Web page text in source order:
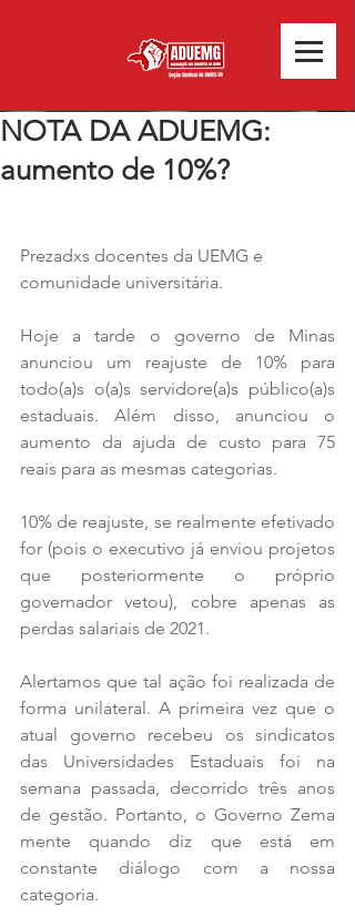
NOTA DA ADUEMG:
aumento de 10%?
Prezadxs docentes da UEMG e
comunidade universitária.
Hoje a tarde o governo de Minas
anunciou um reajuste de 10% para
todo(a)s o(a)s servidore(a)s público(a)s
estaduais. Além disso, anunciou o
aumento da ajuda de custo para 75
reais para as mesmas categorias.
10% de reajuste, se realmente efetivado
for (pois o executivo já enviou projetos
que posteriormente o próprio
governador vetou), cobre apenas as
perdas salariais de 2021.
Alertamos que tal ação foi realizada de
forma unilateral. A primeira vez que o
atual governo recebeu os sindicatos
das Universidades Estaduais foi na
semana passada, decorrido três anos
de gestão. Portanto, o Governo Zema
mente quando diz que está em
constante diálogo com a nossa
categoria.